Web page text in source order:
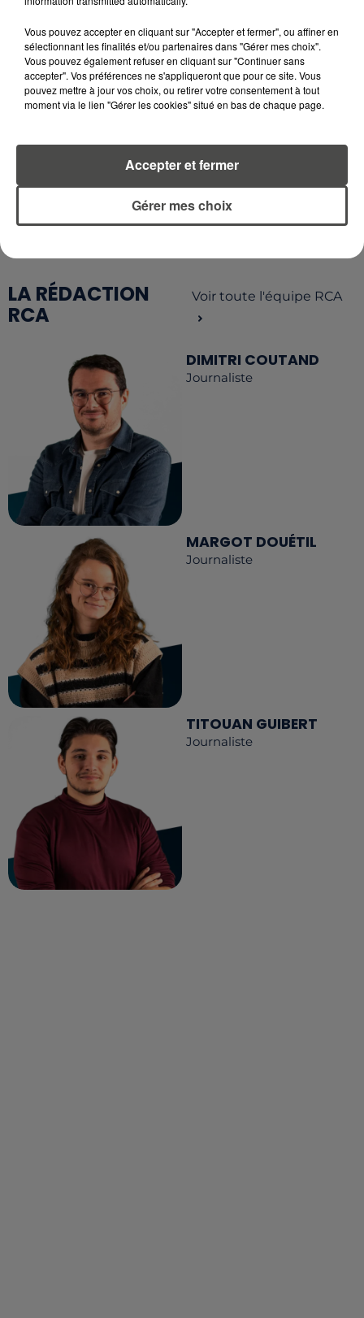
CAMPING-CAR : CE QUE VOUS
AVEZ LE DROIT DE FAIRE... ET LES
ERREURS...
RETROUVEZ TOUTE L'ACTU DE LA RÉGION ET
RECEVEZ LES ALERTES INFOS DE LA RÉDACTION
EN TÉLÉCHARGEANT L'APPLICATION MOBILE
RCA
LA RÉDACTION
RCA
Voir toute l'équipe RCA
DIMITRI COUTAND
Journaliste
MARGOT DOUÉTIL
Journaliste
TITOUAN GUIBERT
Journaliste
Vous pouvez accepter en cliquant sur "Accepter et fermer", ou affiner en
sélectionnant les finalités et/ou partenaires dans "Gérer mes choix".
Vous pouvez également refuser en cliquant sur "Continuer sans
accepter". Vos préférences ne s'appliqueront que pour ce site. Vous
pouvez mettre à jour vos choix, ou retirer votre consentement à tout
moment via le lien "Gérer les cookies" situé en bas de chaque page.
Gérer mes choix
Accepter et fermer